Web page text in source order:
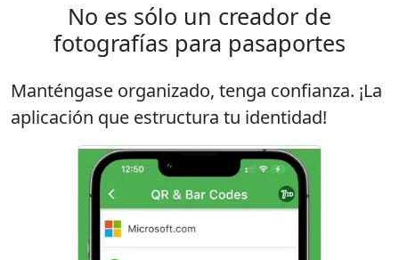
No es sólo un creador de
fotografías para pasaportes
Manténgase organizado, tenga confianza. ¡La
aplicación que estructura tu identidad!